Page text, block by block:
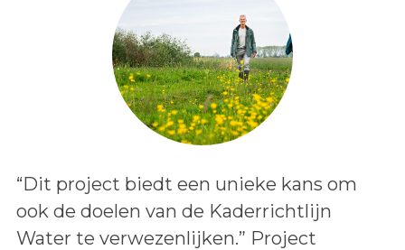
Lees het bericht:
“Dit project biedt een unieke kans om
ook de doelen van de Kaderrichtlijn
Water te verwezenlijken.” Project